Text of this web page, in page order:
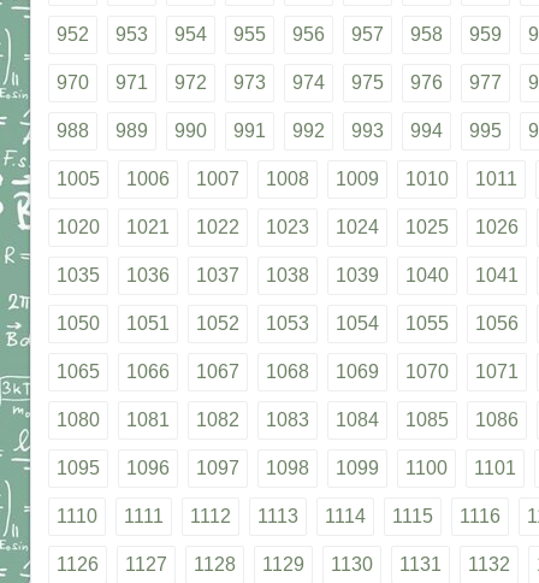
952 953 954 955 956 957 958 959
970 971 972 973 974 975 976 977
988 989 990 991 992 993 994 995
1005 1006 1007 1008 1009 1010 1011
1020 1021 1022 1023 1024 1025 1026
1035 1036 1037 1038 1039 1040 1041
1050 1051 1052 1053 1054 1055 1056
1065 1066 1067 1068 1069 1070 1071
1080 1081 1082 1083 1084 1085 1086
1095 1096 1097 1098 1099 1100 1101
1110 1111 1112 1113 1114 1115 1116
1126 1127 1128 1129 1130 1131 1132